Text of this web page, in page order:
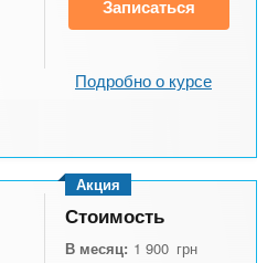
Записаться
Подробно о курсе
Акция
Стоимость
В месяц: 1 900 грн